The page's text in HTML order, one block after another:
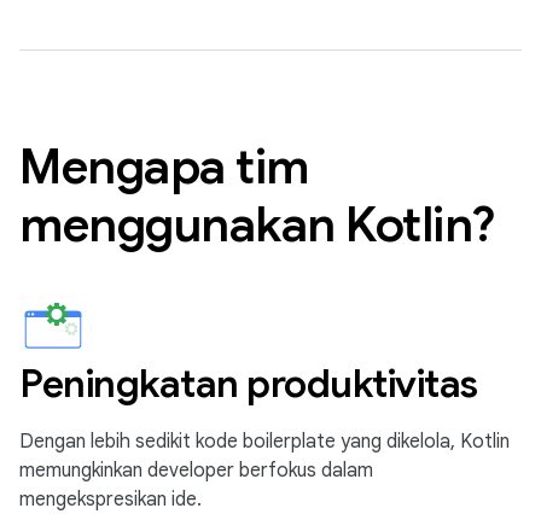
Mengapa tim
menggunakan Kotlin?
Peningkatan produktivitas
Dengan lebih sedikit kode boilerplate yang dikelola, Kotlin
memungkinkan developer berfokus dalam
mengekspresikan ide.